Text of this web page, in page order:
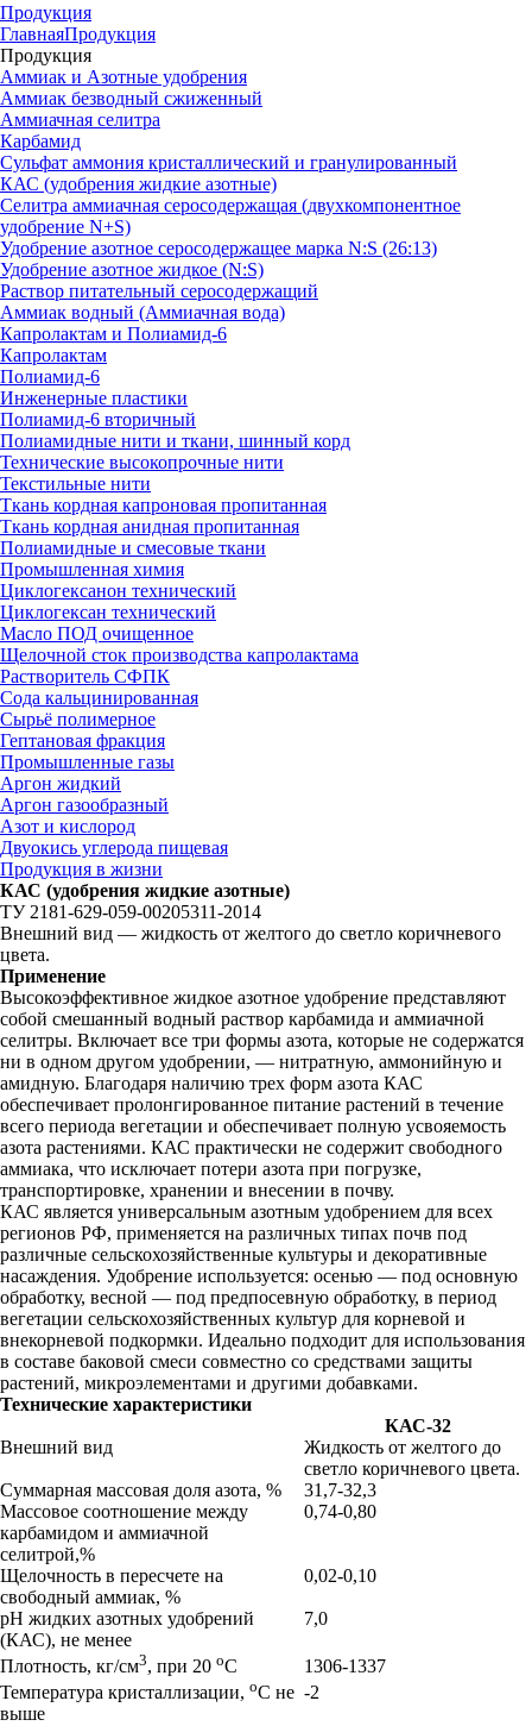
Продукция
ГлавнаяПродукция
Продукция
Аммиак и Азотные удобрения
Аммиак безводный сжиженный
Аммиачная селитра
Карбамид
Сульфат аммония кристаллический и гранулированный
КАС (удобрения жидкие азотные)
Селитра аммиачная серосодержащая (двухкомпонентное
удобрение N+S)
Удобрение азотное серосодержащее марка N:S (26:13)
Удобрение азотное жидкое (N:S)
Раствор питательный серосодержащий
Аммиак водный (Аммиачная вода)
Капролактам и Полиамид-6
Капролактам
Полиамид-6
Инженерные пластики
Полиамид-6 вторичный
Полиамидные нити и ткани, шинный корд
Технические высокопрочные нити
Текстильные нити
Ткань кордная капроновая пропитанная
Ткань кордная анидная пропитанная
Полиамидные и смесовые ткани
Промышленная химия
Циклогексанон технический
Циклогексан технический
Масло ПОД очищенное
Щелочной сток производства капролактама
Растворитель СФПК
Сода кальцинированная
Сырьё полимерное
Гептановая фракция
Промышленные газы
Аргон жидкий
Аргон газообразный
Азот и кислород
Двуокись углерода пищевая
Продукция в жизни
КАС (удобрения жидкие азотные)
ТУ 2181-629-059-00205311-2014
Внешний вид — жидкость от желтого до светло коричневого
цвета.
Применение
Высокоэффективное жидкое азотное удобрение представляют
собой смешанный водный раствор карбамида и аммиачной
селитры. Включает все три формы азота, которые не содержатся
ни в одном другом удобрении, — нитратную, аммонийную и
амидную. Благодаря наличию трех форм азота КАС
обеспечивает пролонгированное питание растений в течение
всего периода вегетации и обеспечивает полную усвояемость
азота растениями. КАС практически не содержит свободного
аммиака, что исключает потери азота при погрузке,
транспортировке, хранении и внесении в почву.
КАС является универсальным азотным удобрением для всех
регионов РФ, применяется на различных типах почв под
различные сельскохозяйственные культуры и декоративные
насаждения. Удобрение используется: осенью — под основную
обработку, весной — под предпосевную обработку, в период
вегетации сельскохозяйственных культур для корневой и
внекорневой подкормки. Идеально подходит для использования
в составе баковой смеси совместно со средствами защиты
растений, микроэлементами и другими добавками.
Технические характеристики
КАС-32
Внешний вид
Жидкость от желтого до
светло коричневого цвета.
Суммарная массовая доля азота, %
31,7-32,3
Массовое соотношение между
карбамидом и аммиачной
селитрой,%
0,74-0,80
Щелочность в пересчете на
свободный аммиак, %
0,02-0,10
pH жидких азотных удобрений
(КАС), не менее
7,0
Плотность, кг/см3, при 20 oC
1306-1337
Температура кристаллизации, oC не
выше
-2